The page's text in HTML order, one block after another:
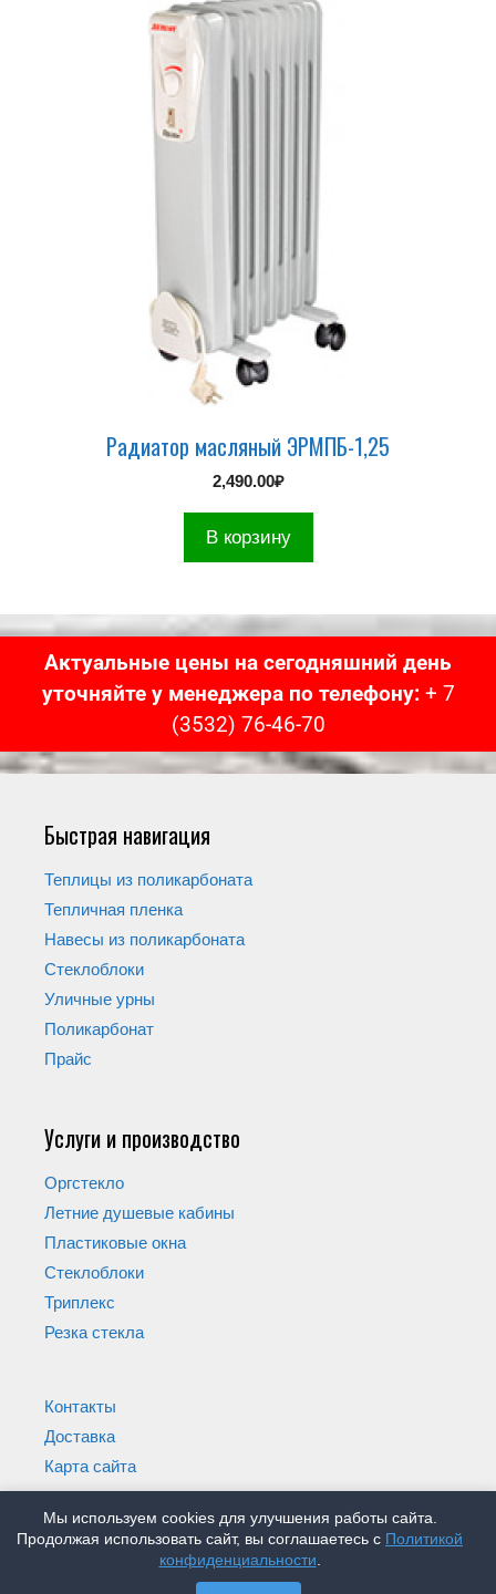
Радиатор масляный ЭРМПБ-1,25
2,490.00₽
В корзину
Актуальные цены на сегодняшний день
уточняйте у менеджера по телефону: + 7
(3532) 76-46-70
Быстрая навигация
Теплицы из поликарбоната
Тепличная пленка
Навесы из поликарбоната
Стеклоблоки
Уличные урны
Поликарбонат
Прайс
Услуги и производство
Оргстекло
Летние душевые кабины
Пластиковые окна
Стеклоблоки
Триплекс
Резка стекла
Контакты
Доставка
Карта сайта
© Магазин Стеклышко 2005-2026
Мы используем cookies для улучшения работы сайта.
Продолжая использовать сайт, вы соглашаетесь с Политикой
конфиденциальности